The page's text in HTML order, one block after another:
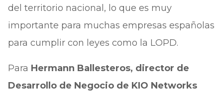
del territorio nacional, lo que es muy
importante para muchas empresas españolas
para cumplir con leyes como la LOPD.
Para Hermann Ballesteros, director de
Desarrollo de Negocio de KIO Networks